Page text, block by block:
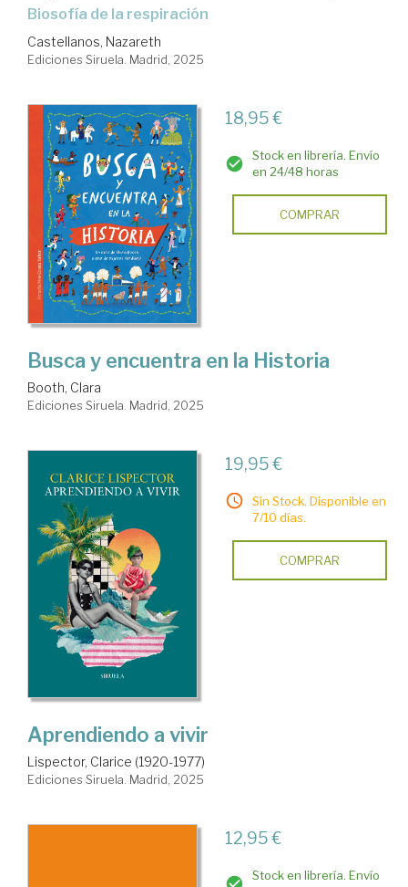
Biosofía de la respiración
Castellanos, Nazareth
Ediciones Siruela. Madrid, 2025
18,95 €
Stock en librería. Envío
en 24/48 horas
COMPRAR
Busca y encuentra en la Historia
Booth, Clara
Ediciones Siruela. Madrid, 2025
19,95 €
Sin Stock. Disponible en
7/10 días.
COMPRAR
Aprendiendo a vivir
Lispector, Clarice (1920-1977)
Ediciones Siruela. Madrid, 2025
12,95 €
Stock en librería. Envío